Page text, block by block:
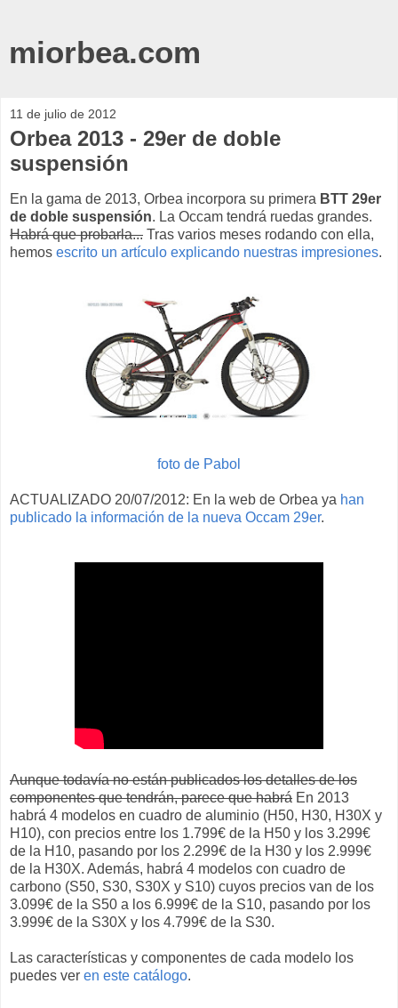
miorbea.com
11 de julio de 2012
Orbea 2013 - 29er de doble
suspensión
En la gama de 2013, Orbea incorpora su primera BTT 29er
de doble suspensión. La Occam tendrá ruedas grandes.
Habrá que probarla... Tras varios meses rodando con ella,
hemos escrito un artículo explicando nuestras impresiones.
foto de Pabol
ACTUALIZADO 20/07/2012: En la web de Orbea ya han
publicado la información de la nueva Occam 29er.
Aunque todavía no están publicados los detalles de los
componentes que tendrán, parece que habrá En 2013
habrá 4 modelos en cuadro de aluminio (H50, H30, H30X y
H10), con precios entre los 1.799€ de la H50 y los 3.299€
de la H10, pasando por los 2.299€ de la H30 y los 2.999€
de la H30X. Además, habrá 4 modelos con cuadro de
carbono (S50, S30, S30X y S10) cuyos precios van de los
3.099€ de la S50 a los 6.999€ de la S10, pasando por los
3.999€ de la S30X y los 4.799€ de la S30.
Las características y componentes de cada modelo los
puedes ver en este catálogo.